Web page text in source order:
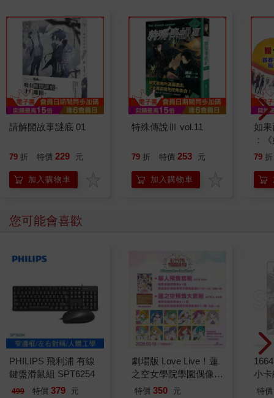
請解開故事謎底 01
79 折 特價 229 元
加入購物車
特殊傳說Ⅲ vol.11
79 折 特價 253 元
加入購物車
如
：
喵
79 折
您可能會喜歡
PHILIPS 飛利浦 有線
鍵盤滑鼠組 SPT6254
499 特價 379 元
劇場版 Love Live！蓮
之空女學院學園偶像俱
樂部 Bloom Garden
特價 350 元
小卡
特價